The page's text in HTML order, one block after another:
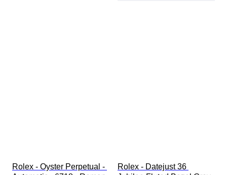
Rolex - Oyster Perpetual -
Rolex - Datejust 36